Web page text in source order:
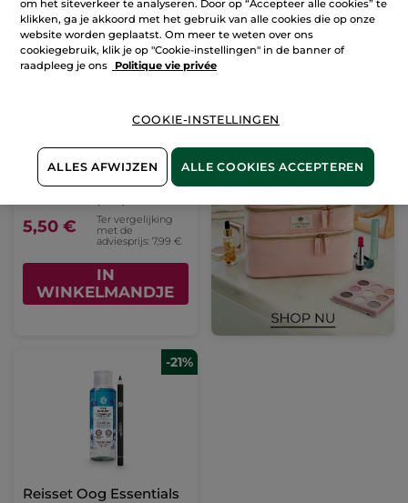
-31%
Express Make-up
Remover
100 ml
5,50 €
Ter vergelijking
met de
adviesprijs: 7,99 €
IN
WINKELMANDJE
-21%
Reisset Oog Essentials
om het siteverkeer te analyseren. Door op “Accepteer alle cookies” te
klikken, ga je akkoord met het gebruik van alle cookies die op onze
website worden geplaatst. Om meer te weten over ons
cookiegebruik, klik je op "Cookie-instellingen" in de banner of
raadpleeg je ons
Politique vie privée
COOKIE-INSTELLINGEN
ALLES AFWIJZEN ALLE COOKIES ACCEPTEREN